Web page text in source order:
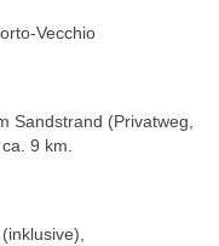
Vecchio
Sandstrand (Privatweg,
9 km.